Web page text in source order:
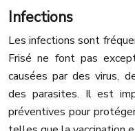
Infections
Les infections sont
Frisé ne font pas
causées par des virus,
des parasites. Il est
préventives pour